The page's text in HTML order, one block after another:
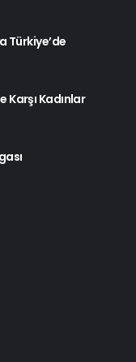
Türkiye’de
Kadınlar